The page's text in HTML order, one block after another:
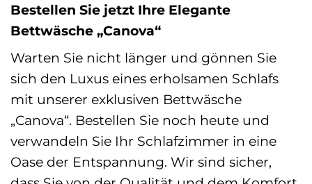
Bestellen Sie jetzt Ihre Elegante
Bettwäsche „Canova“
Warten Sie nicht länger und gönnen Sie
sich den Luxus eines erholsamen Schlafs
mit unserer exklusiven Bettwäsche
„Canova“. Bestellen Sie noch heute und
verwandeln Sie Ihr Schlafzimmer in eine
Oase der Entspannung. Wir sind sicher,